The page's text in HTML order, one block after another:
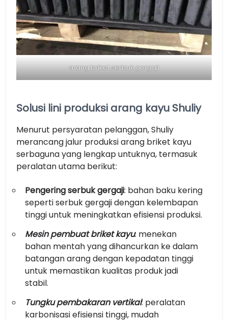
arang briket serbuk gergaji
Solusi lini produksi arang kayu Shuliy
Menurut persyaratan pelanggan, Shuliy
merancang jalur produksi arang briket kayu
serbaguna yang lengkap untuknya, termasuk
peralatan utama berikut:
Pengering serbuk gergaji: bahan baku kering
seperti serbuk gergaji dengan kelembapan
tinggi untuk meningkatkan efisiensi produksi.
Mesin pembuat briket kayu: menekan
bahan mentah yang dihancurkan ke dalam
batangan arang dengan kepadatan tinggi
untuk memastikan kualitas produk jadi
stabil.
Tungku pembakaran vertikal: peralatan
karbonisasi efisiensi tinggi, mudah